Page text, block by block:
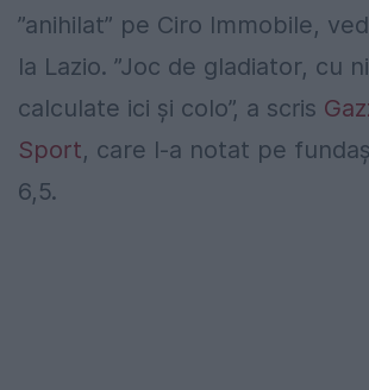
”anihilat” pe Ciro Immobile,
la Lazio. ”Joc de gladiator, cu
calculate ici și colo”, a scris
Sport, care l-a notat pe
6,5.